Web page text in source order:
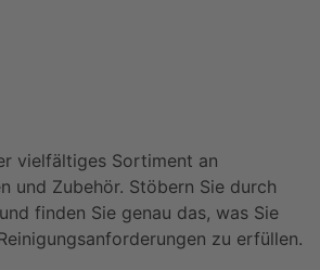
vielfältiges Sortiment an
und Zubehör. Stöbern Sie durch
finden Sie genau das, was Sie
zu erfüllen.